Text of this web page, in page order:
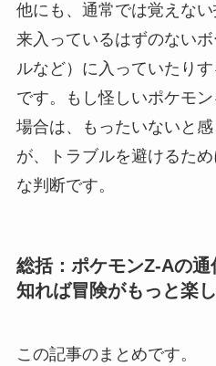
他にも、通常では覚えな
来入っているはずのない
ルなど）に入っていたり
です。もし怪しいポケモ
場合は、もったいないと
が、トラブルを避けるた
な判断です。
総括：ポケモンZ-Aの
知れば冒険がもっと楽
この記事のまとめです。